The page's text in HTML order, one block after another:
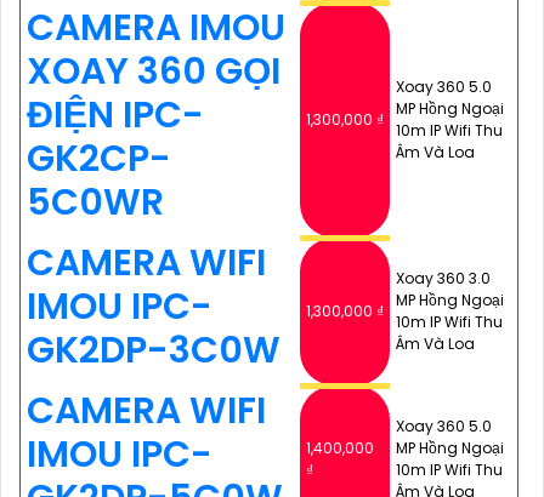
CAMERA IMOU
XOAY 360 GỌI
ĐIỆN IPC-
GK2CP-
5C0WR
1,300,000 ₫
Xoay 360 5.0
MP Hồng Ngoại
10m IP Wifi Thu
Âm Và Loa
CAMERA WIFI
IMOU IPC-
GK2DP-3C0W
1,300,000 ₫
Xoay 360 3.0
MP Hồng Ngoại
10m IP Wifi Thu
Âm Và Loa
CAMERA WIFI
IMOU IPC-
1,400,000
₫
Xoay 360 5.0
MP Hồng Ngoại
10m IP Wifi Thu
Âm Và Loa